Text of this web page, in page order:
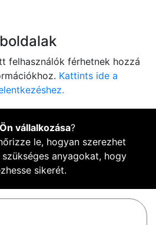
felhasználók férhetnek hozzá
Kattints ide a
vállalkozása?
le, hogyan szerezhet
anyagokat, hogy
sikerét.